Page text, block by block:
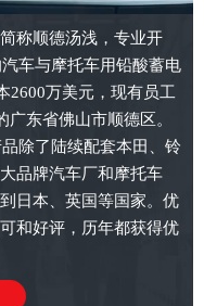
称顺德汤浅，专业开
车与摩托车用铅酸蓄电
2600万美元，现有员工
东省佛山市顺德区。
除了陆续配套本田、铃
品牌汽车厂和摩托车
日本、英国等国家。优
和好评，历年都获得优